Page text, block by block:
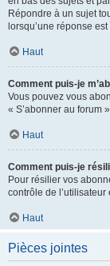
Répondre à un sujet
lorsqu’une réponse
Haut
Comment puis-je
Vous pouvez vous
« S’abonner au forum
Haut
Comment puis-je
Pour résilier vos
contrôle de
Haut
Pièces jointes